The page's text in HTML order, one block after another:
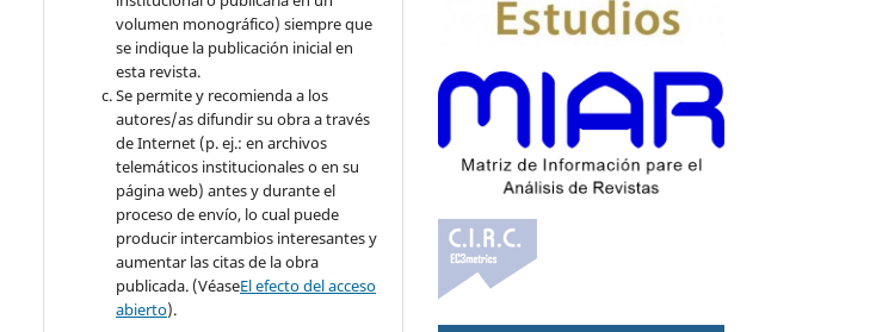
volumen monográfico) siempre que
se indique la publicación inicial en
esta revista.
Se permite y recomienda a los
autores/as difundir su obra a través
de Internet (p. ej.: en archivos
telemáticos institucionales o en su
página web) antes y durante el
proceso de envío, lo cual puede
producir intercambios interesantes y
aumentar las citas de la obra
publicada. (VéaseEl efecto del acceso
abierto).